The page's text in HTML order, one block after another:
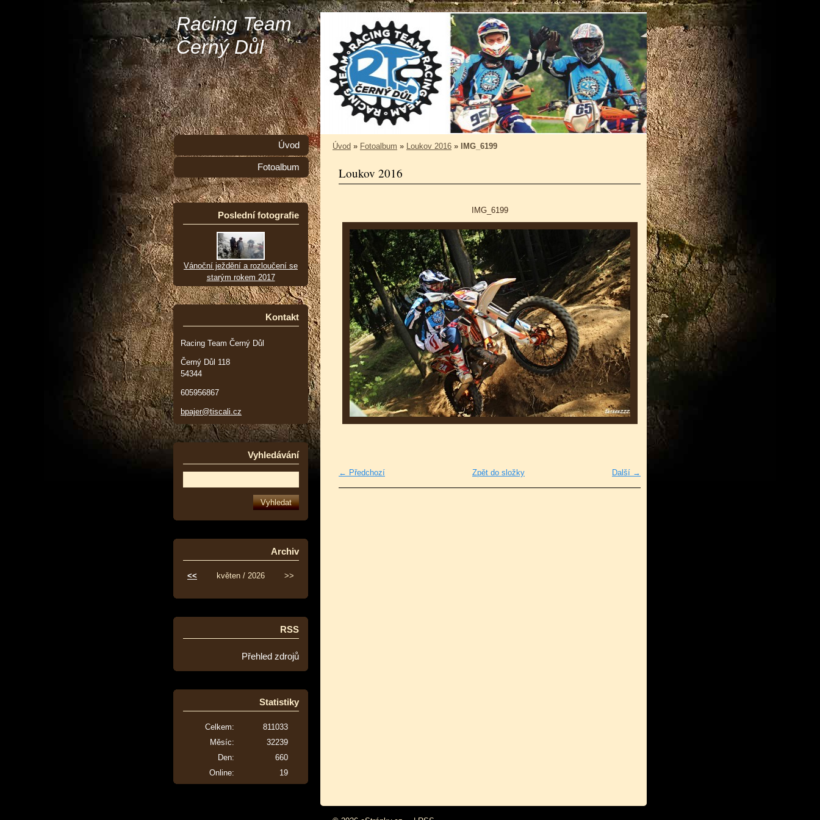
Racing Team
Černý Důl
Úvod » Fotoalbum » Loukov 2016 » IMG_6199
Loukov 2016
IMG_6199
← Předchozí Další →
Zpět do složky
Úvod
Fotoalbum
Poslední fotografie
Vánoční ježdění a rozloučení se
starým rokem 2017
Kontakt
Racing Team Černý Důl
Černý Důl 118
54344
605956867
bpajer@tiscali.cz
Vyhledávání
Archiv
<< květen / 2026 >>
RSS
Přehled zdrojů
Statistiky
Online: 19
Celkem:
811033
Měsíc:
32239
Den:
660